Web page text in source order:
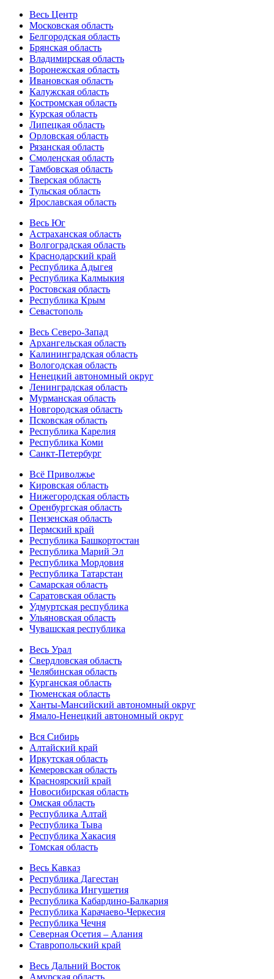
Весь Центр
Московская область
Белгородская область
Брянская область
Владимирская область
Воронежская область
Ивановская область
Калужская область
Костромская область
Курская область
Липецкая область
Орловская область
Рязанская область
Смоленская область
Тамбовская область
Тверская область
Тульская область
Ярославская область
Весь Юг
Астраханская область
Волгоградская область
Краснодарский край
Республика Адыгея
Республика Калмыкия
Ростовская область
Республика Крым
Севастополь
Весь Северо-Запад
Архангельская область
Калининградская область
Вологодская область
Ненецкий автономный округ
Ленинградская область
Мурманская область
Новгородская область
Псковская область
Республика Карелия
Республика Коми
Санкт-Петербург
Всё Приволжье
Кировская область
Нижегородская область
Оренбургская область
Пензенская область
Пермский край
Республика Башкортостан
Республика Марий Эл
Республика Мордовия
Республика Татарстан
Самарская область
Саратовская область
Удмуртская республика
Ульяновская область
Чувашская республика
Весь Урал
Свердловская область
Челябинская область
Курганская область
Тюменская область
Ханты-Мансийский автономный округ
Ямало-Ненецкий автономный округ
Вся Сибирь
Алтайский край
Иркутская область
Кемеровская область
Красноярский край
Новосибирская область
Омская область
Республика Алтай
Республика Тыва
Республика Хакасия
Томская область
Весь Кавказ
Республика Дагестан
Республика Ингушетия
Республика Кабардино-Балкария
Республика Карачаево-Черкесия
Республика Чечня
Северная Осетия – Алания
Ставропольский край
Весь Дальний Восток
Амурская область